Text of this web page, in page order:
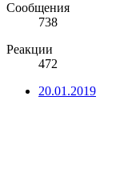
Сообщения
738
Реакции
472
20.01.2019